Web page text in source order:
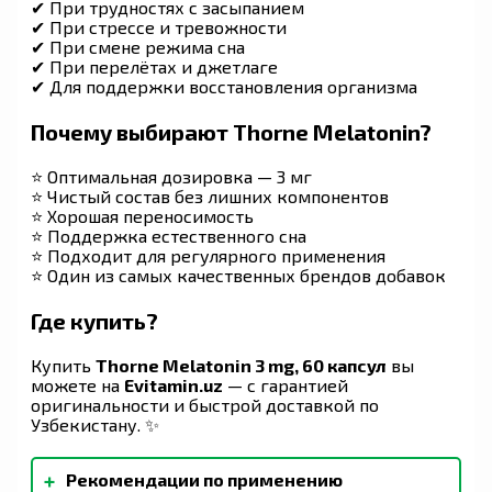
✔ При трудностях с засыпанием
✔ При стрессе и тревожности
✔ При смене режима сна
✔ При перелётах и джетлаге
✔ Для поддержки восстановления организма
Почему выбирают Thorne Melatonin?
⭐ Оптимальная дозировка — 3 мг
⭐ Чистый состав без лишних компонентов
⭐ Хорошая переносимость
⭐ Поддержка естественного сна
⭐ Подходит для регулярного применения
⭐ Один из самых качественных брендов добавок
Где купить?
Купить Thorne Melatonin 3 mg, 60 капсул вы
можете на Evitamin.uz — с гарантией
оригинальности и быстрой доставкой по
Узбекистану. ✨
+ Рекомендации по применению